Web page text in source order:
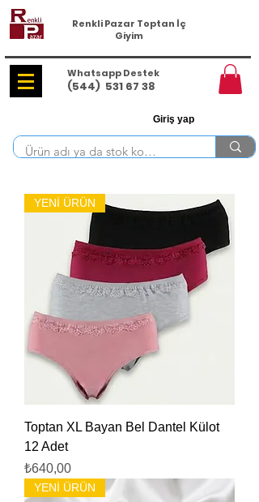
Renkli Pazar Toptan İç
Giyim
Whatsapp Destek
(544) 531 67 38
Giriş yap
YENİ ÜRÜN
Toptan XL Bayan Bel Dantel Külot
12 Adet
Fiyat
₺640,00
YENİ ÜRÜN